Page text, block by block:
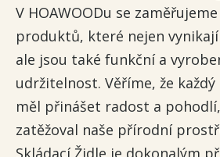
V HOAWOODu se
produktů, které nejen
ale jsou také funkční a
udržitelnost. Věříme, že
měl přinášet radost a
zatěžoval naše přírodní
Skládací Židle je dokonalým